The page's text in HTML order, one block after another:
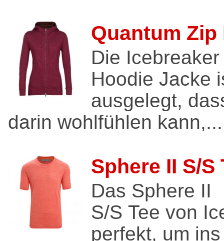
Quantum Zip
Die
Hoodie Jacke
ausgelegt,
darin wohlfühlen kann,...
Sphere II S/S
Das Sphere II
S/S Tee von
perfekt, um